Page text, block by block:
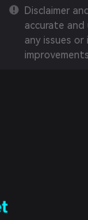
Disclaimer
accurate
any issues